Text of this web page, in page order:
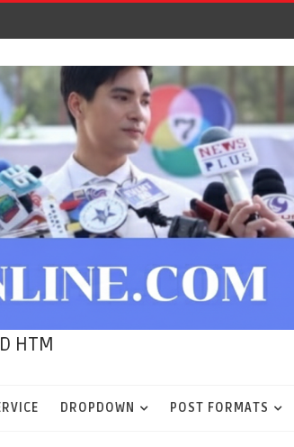
HTM
DROPDOWN POST FORMATS